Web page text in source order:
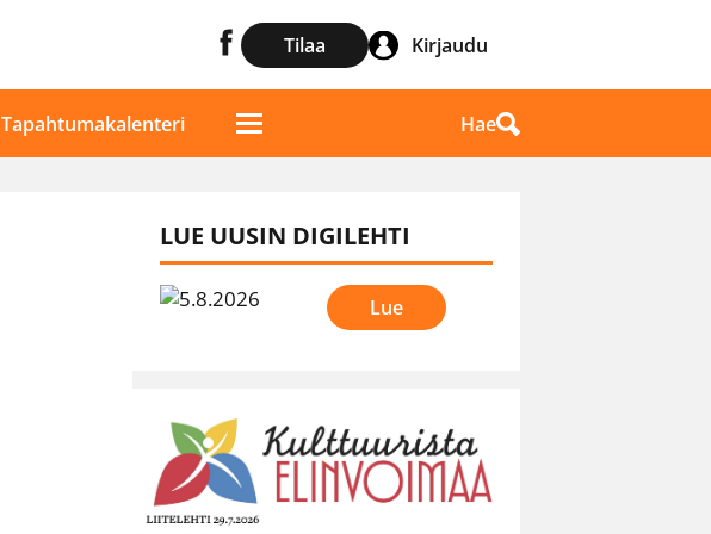
Tilaa Kirjaudu
Tapahtumakalenteri Hae
LUE UUSIN DIGILEHTI
Lue